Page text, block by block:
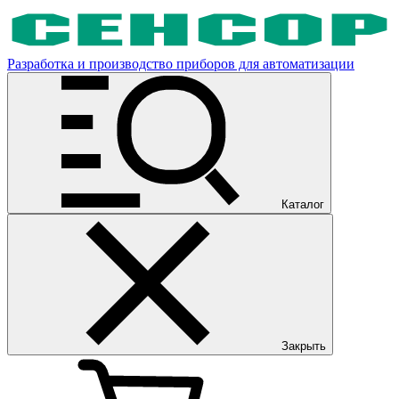
Разработка и производство приборов для автоматизации
Каталог
Закрыть